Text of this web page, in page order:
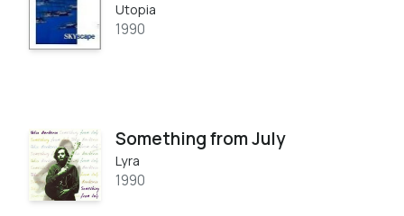
Utopia
1990
Something from July
Lyra
1990